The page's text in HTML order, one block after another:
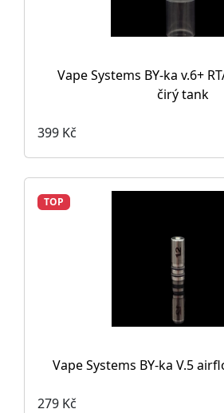
Vape Systems BY-ka v.6+
čirý tank
399 Kč
TOP
Vape Systems BY-ka V.5
279 Kč